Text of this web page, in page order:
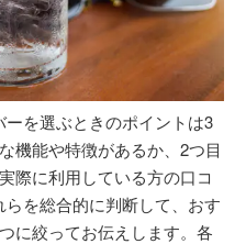
を選ぶときのポイントは3
機能や特徴があるか、2つ目
際に利用している方の口コ
を総合的に判断して、おす
に絞ってお伝えします。各